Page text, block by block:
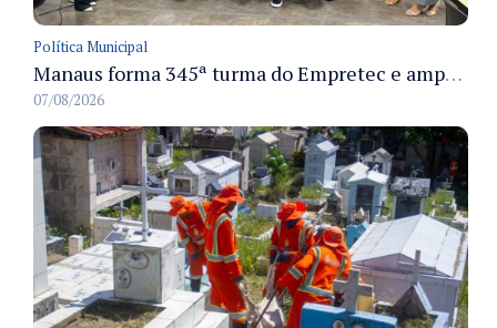
Política Municipal
Manaus forma 345ª turma do Empretec e amplia qualificação de empreendedores na cidade
07/08/2026